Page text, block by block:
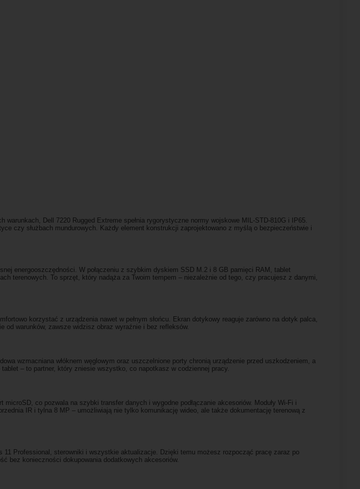
Dell 7220 Rugged Extreme spełnia rygorystyczne normy wojskowe MIL-STD-810G i IP65.
czy służbach mundurowych. Każdy element konstrukcji zaprojektowano z myślą o bezpieczeństwie i
energooszczędności. W połączeniu z szybkim dyskiem SSD M.2 i 8 GB pamięci RAM, tablet
terenowych. To sprzęt, który nadąża za Twoim tempem – niezależnie od tego, czy pracujesz z danymi,
korzystać z urządzenia nawet w pełnym słońcu. Ekran dotykowy reaguje zarówno na dotyk palca,
od warunków, zawsze widzisz obraz wyraźnie i bez refleksów.
wzmacniana włóknem węglowym oraz uszczelnione porty chronią urządzenie przed uszkodzeniem, a
– to partner, który zniesie wszystko, co napotkasz w codziennej pracy.
co pozwala na szybki transfer danych i wygodne podłączanie akcesoriów. Moduły Wi-Fi i
IR i tylna 8 MP – umożliwiają nie tylko komunikację wideo, ale także dokumentację terenową z
Professional, sterowniki i wszystkie aktualizacje. Dzięki temu możesz rozpocząć pracę zaraz po
bez konieczności dokupowania dodatkowych akcesoriów.